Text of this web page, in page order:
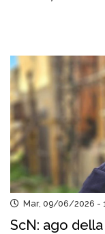
Mar, 09/06/2026 -
ScN: ago